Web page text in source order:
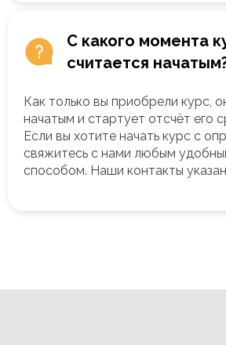
С какого момента
считается
Как только вы приобрели курс,
начатым и стартует отсчёт его
Если вы хотите начать курс с
свяжитесь с нами любым
способом. Наши контакты